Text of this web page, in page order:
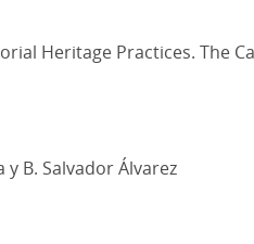
Heritage Practices. The
y B. Salvador Álvarez